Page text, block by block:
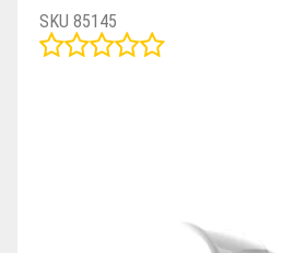
SKU 85145